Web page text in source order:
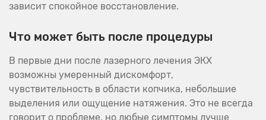
зависит спокойное восстановление.
Что может быть после процедуры
В первые дни после лазерного лечения ЭКХ
возможны умеренный дискомфорт,
чувствительность в области копчика, небольшие
выделения или ощущение натяжения. Это не всегда
говорит о проблеме, но любые симптомы лучше